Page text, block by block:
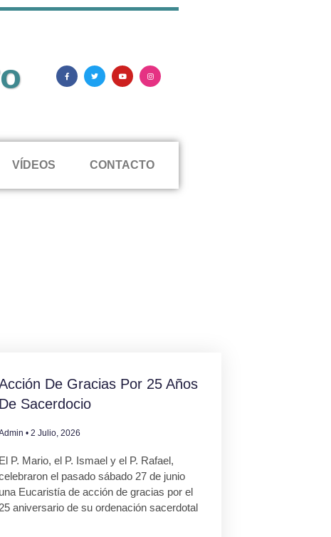
VÍDEOS CONTACTO
De Gracias Por 25 Años
De Sacerdocio
2 Julio, 2026
El P. Mario, el P. Ismael y el P. Rafael,
el pasado sábado 27 de junio
una Eucaristía de acción de gracias por el
25 aniversario de su ordenación sacerdotal